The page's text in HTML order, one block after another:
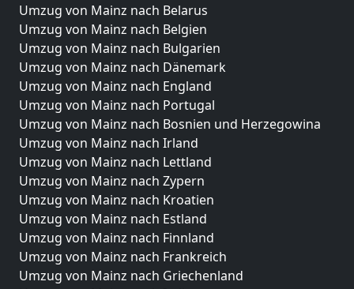
Umzug von Mainz nach Belarus
Umzug von Mainz nach Belgien
Umzug von Mainz nach Bulgarien
Umzug von Mainz nach Dänemark
Umzug von Mainz nach England
Umzug von Mainz nach Portugal
Umzug von Mainz nach Bosnien und Herzegowina
Umzug von Mainz nach Irland
Umzug von Mainz nach Lettland
Umzug von Mainz nach Zypern
Umzug von Mainz nach Kroatien
Umzug von Mainz nach Estland
Umzug von Mainz nach Finnland
Umzug von Mainz nach Frankreich
Umzug von Mainz nach Griechenland